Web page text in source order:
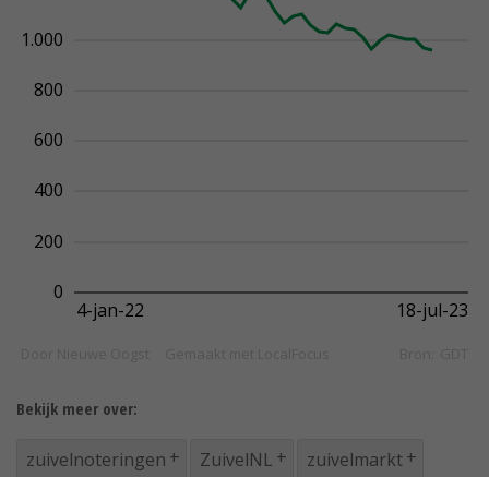
Bekijk meer over:
zuivelnoteringen ZuivelNL zuivelmarkt